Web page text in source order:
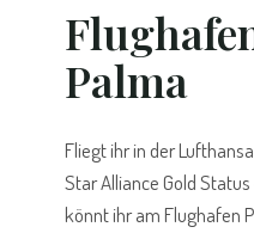
Palma
Fliegt ihr in der
Star Alliance Gold
könnt ihr am Flughafen